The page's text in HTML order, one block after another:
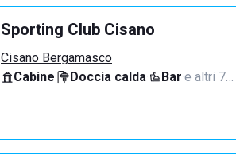
Sporting Club Cisano
Cisano Bergamasco
Cabine· Doccia calda· Bar·e altri 7…